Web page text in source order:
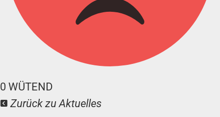
0 WÜTEND
Zurück zu Aktuelles